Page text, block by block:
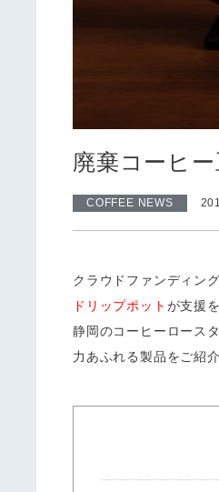
廃棄コーヒ
COFFEE NEWS
クラウドファンディン
ドリップポット が支援
静岡のコーヒーロース
力あふれる製品をご紹